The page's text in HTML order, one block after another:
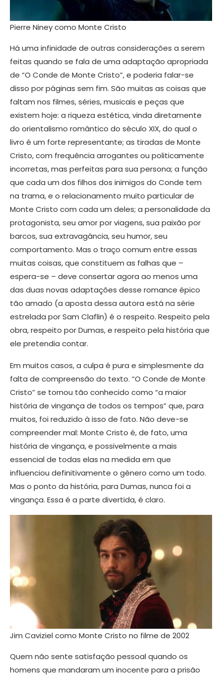
Pierre Niney como Monte Cristo
​Há uma infinidade de outras considerações a serem
feitas quando se fala de uma adaptação apropriada
de “O Conde de Monte Cristo”, e poderia falar-se
disso por páginas sem fim. São muitas as coisas que
faltam nos filmes, séries, musicais e peças que
existem hoje: a riqueza estética, vinda diretamente
do orientalismo romântico do século XIX, do qual o
livro é um forte representante; as tiradas de Monte
Cristo, com frequência arrogantes ou politicamente
incorretas, mas perfeitas para sua persona; a função
que cada um dos filhos dos inimigos do Conde tem
na trama, e o relacionamento muito particular de
Monte Cristo com cada um deles; a personalidade da
protagonista, seu amor por viagens, sua paixão por
barcos, sua extravagância, seu humor, seu
comportamento. Mas o traço comum entre essas
muitas coisas, que constituem as falhas que –
espera-se – deve consertar agora ao menos uma
das duas novas adaptações desse romance épico
tão amado (a aposta dessa autora está na série
estrelada por Sam Claflin) é o respeito. Respeito pela
obra, respeito por Dumas, e respeito pela história que
ele pretendia contar.
​Em muitos casos, a culpa é pura e simplesmente da
falta de compreensão do texto. “O Conde de Monte
Cristo” se tornou tão conhecido como “a maior
história de vingança de todos os tempos” que, para
muitos, foi reduzido à isso de fato. Não deve-se
compreender mal: Monte Cristo é, de fato, uma
história de vingança, e possivelmente a mais
essencial de todas elas na medida em que
influenciou definitivamente o gênero como um todo.
Mas o ponto da história, para Dumas, nunca foi a
vingança. Essa é a parte divertida, é claro.
Jim Caviziel como Monte Cristo no filme de 2002
Quem não sente satisfação pessoal quando os
homens que mandaram um inocente para a prisão